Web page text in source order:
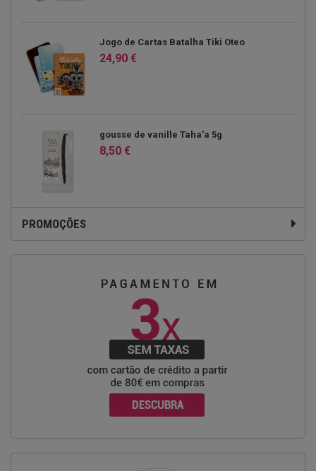
Jogo de Cartas Batalha Tiki Oteo
24,90 €
gousse de vanille Taha'a 5g
8,50 €
PROMOÇÕES